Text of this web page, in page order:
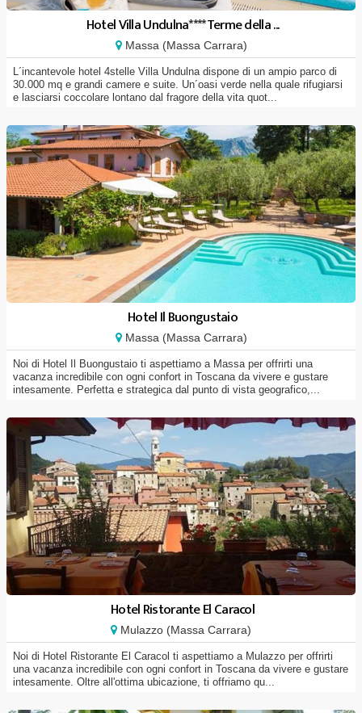
Hotel Villa Undulna****Terme della ...
Massa (Massa Carrara)
L´incantevole hotel 4stelle Villa Undulna dispone di un ampio parco di
30.000 mq e grandi camere e suite. Un´oasi verde nella quale rifugiarsi
e lasciarsi coccolare lontano dal fragore della vita quot...
Hotel Il Buongustaio
Massa (Massa Carrara)
Noi di Hotel Il Buongustaio ti aspettiamo a Massa per offrirti una
vacanza incredibile con ogni confort in Toscana da vivere e gustare
intesamente. Perfetta e strategica dal punto di vista geografico,...
Hotel Ristorante El Caracol
Mulazzo (Massa Carrara)
Noi di Hotel Ristorante El Caracol ti aspettiamo a Mulazzo per offrirti
una vacanza incredibile con ogni confort in Toscana da vivere e gustare
intesamente. Oltre all'ottima ubicazione, ti offriamo qu...